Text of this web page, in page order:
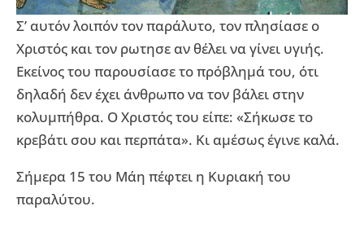
Σ’ αυτόν λοιπόν τον παράλυτο, τον πλησίασε ο
Χριστός και τον ρωτησε αν θέλει να γίνει υγιής.
Εκείνος του παρουσίασε το πρόβλημά του, ότι
δηλαδή δεν έχει άνθρωπο να τον βάλει στην
κολυμπήθρα. Ο Χριστός του είπε: «Σήκωσε το
κρεβάτι σου και περπάτα». Κι αμέσως έγινε καλά.
Σήμερα 15 του Μάη πέφτει η Κυριακή του
παραλύτου.